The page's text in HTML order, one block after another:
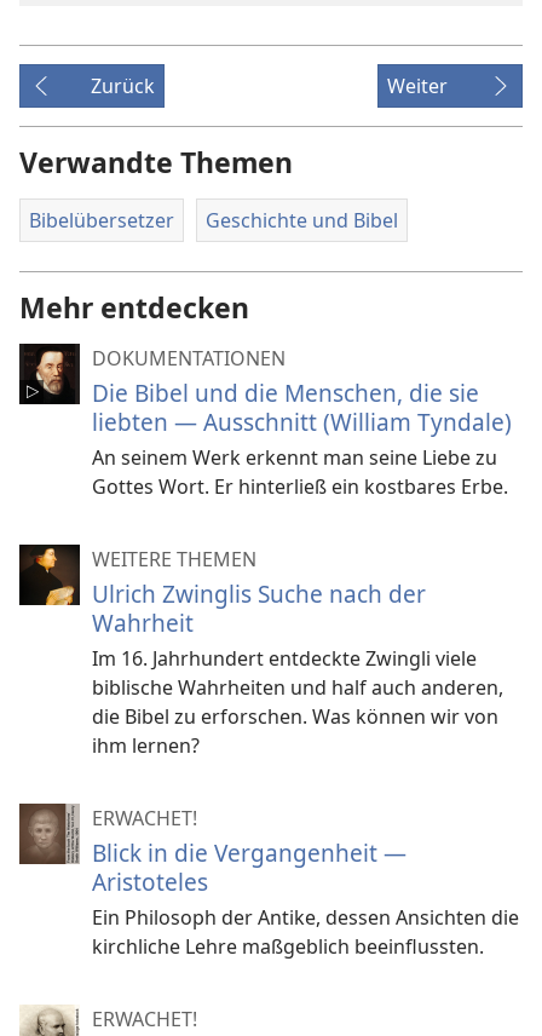
Zurück Weiter
Verwandte Themen
Bibelübersetzer Geschichte und Bibel
Mehr entdecken
DOKUMENTATIONEN
Die Bibel und die Menschen, die sie
liebten — Ausschnitt (William Tyndale)
An seinem Werk erkennt man seine Liebe zu
Gottes Wort. Er hinterließ ein kostbares Erbe.
WEITERE THEMEN
Ulrich Zwinglis Suche nach der
Wahrheit
Im 16. Jahrhundert entdeckte Zwingli viele
biblische Wahrheiten und half auch anderen,
die Bibel zu erforschen. Was können wir von
ihm lernen?
ERWACHET!
Blick in die Vergangenheit —
Aristoteles
Ein Philosoph der Antike, dessen Ansichten die
kirchliche Lehre maßgeblich beeinflussten.
ERWACHET!